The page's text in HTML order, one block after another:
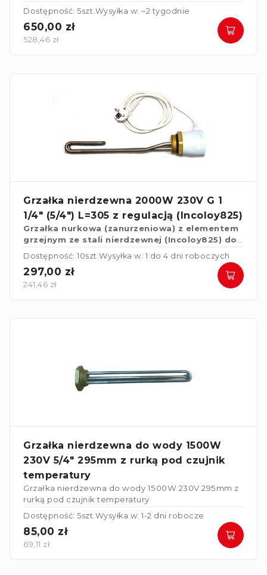
pionowego z termostatem 5-90*C STB 90-110*C
Dostępność: 5szt. Wysyłka w: ~2 tygodnie
650,00 zł
528,46 zł
Grzałka nierdzewna 2000W 230V G 1
1/4" (5/4") L=305 z regulacją (Incoloy825)
Grzałka nurkowa (zanurzeniowa) z elementem
grzejnym ze stali nierdzewnej (Incoloy825) do
ogrzewaczy wody
Dostępność: 10szt.Wysyłka w: 1 do 4 dni roboczych
297,00 zł
241,46 zł
Grzałka nierdzewna do wody 1500W
230V 5/4" 295mm z rurką pod czujnik
temperatury
Grzałka nierdzewna do wody 1500W 230V 295mm z
rurką pod czujnik temperatury
Dostępność: 5szt.Wysyłka w: 1-2 dni robocze
85,00 zł
69,11 zł